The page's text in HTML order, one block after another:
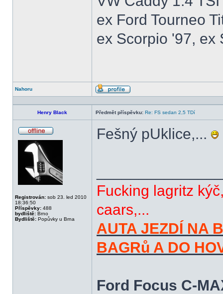
ex Ford Tourneo
ex Scorpio '97, ex
Nahoru
Profil
Henry Black Předmět příspěvku: Re: FS sedan 2,5 TDí
Registrován: sob 23. led 2010
18:36:50
Příspěvky: 488
bydliště: Brno
Bydliště: Popůvky u Brna
Fešný pUklice,...
Fucking lagritz
caars,...
AUTA JEZDÍ NA
BAGRů A DO
Ford Focus C-